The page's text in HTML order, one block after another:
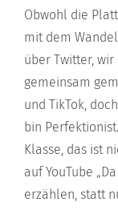
Obwohl die
mit dem
über Twitter,
gemeinsam
und TikTok,
bin
Klasse, das ist
auf YouTube
erzählen, statt